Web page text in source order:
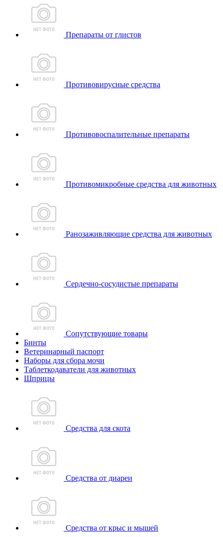
Препараты от глистов
Противовирусные средства
Противовоспалительные препараты
Противомикробные средства для животных
Ранозаживляющие средства для животных
Сердечно-сосудистые препараты
Сопутствующие товары
Бинты
Ветеринарный паспорт
Наборы для сбора мочи
Таблеткодаватели для животных
Шприцы
Средства для скота
Средства от диареи
Средства от крыс и мышей